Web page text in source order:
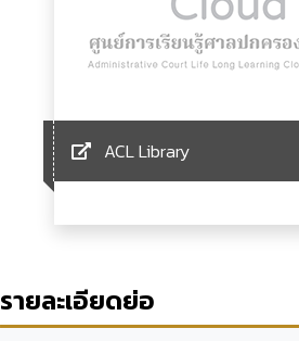
ACL Library
รายละเอียดย่อ